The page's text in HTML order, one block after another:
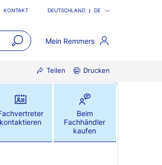
KONTAKT DEUTSCHLAND DE
Mein Remmers
Teilen Drucken
kontaktieren
Beim
Fachhändler
kaufen